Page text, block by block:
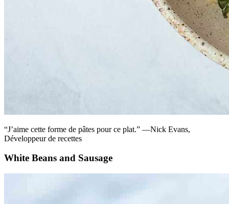
“J’aime cette forme de pâtes pour ce plat.” —Nick Evans,
Développeur de recettes
White Beans and Sausage